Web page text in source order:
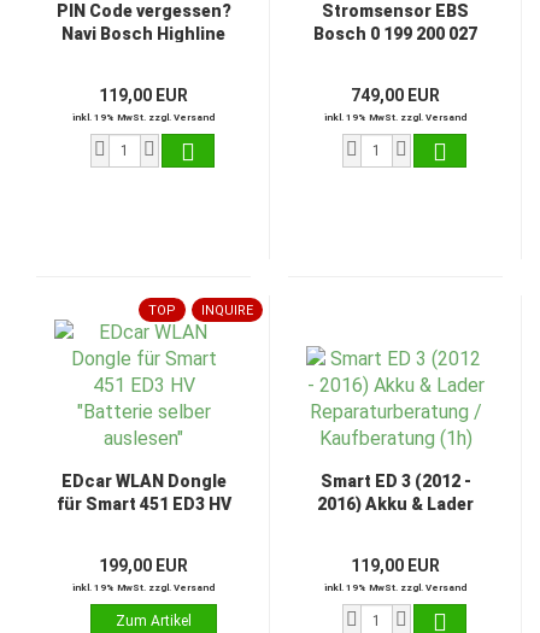
PIN Code vergessen?
Navi Bosch Highline
119,00 EUR
inkl. 19% MwSt. zzgl. Versand
Stromsensor EBS
Bosch 0 199 200 027
Smart 451 ED 3
749,00 EUR
inkl. 19% MwSt. zzgl. Versand
TOP INQUIRE
EDcar WLAN Dongle
für Smart 451 ED3 HV
199,00 EUR
inkl. 19% MwSt. zzgl. Versand
Smart ED 3 (2012 -
2016) Akku & Lader
119,00 EUR
inkl. 19% MwSt. zzgl. Versand